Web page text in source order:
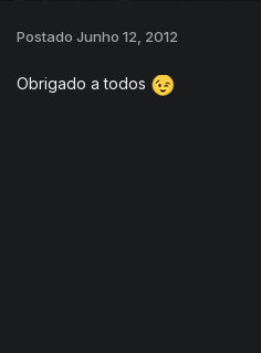
Postado Junho 12, 2012
Obrigado a todos